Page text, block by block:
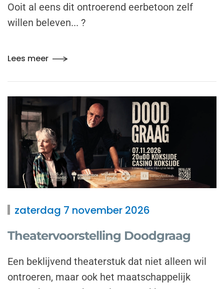
Ooit al eens dit ontroerend eerbetoon zelf
willen beleven... ?
Lees meer
zaterdag 7 november 2026
Theatervoorstelling Doodgraag
Een beklijvend theaterstuk dat niet alleen wil
ontroeren, maar ook het maatschappelijk